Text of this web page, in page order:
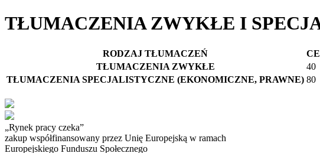
TŁUMACZENIA ZWYKŁE I
RODZAJ TŁUMACZEŃ
TŁUMACZENIA ZWYKŁE
40
TŁUMACZENIA SPECJALISTYCZNE (EKONOMICZNE, PRAWNE) 80
„Rynek pracy czeka”
zakup współfinansowany przez Unię Europejską w ramach
Europejskiego Funduszu Społecznego